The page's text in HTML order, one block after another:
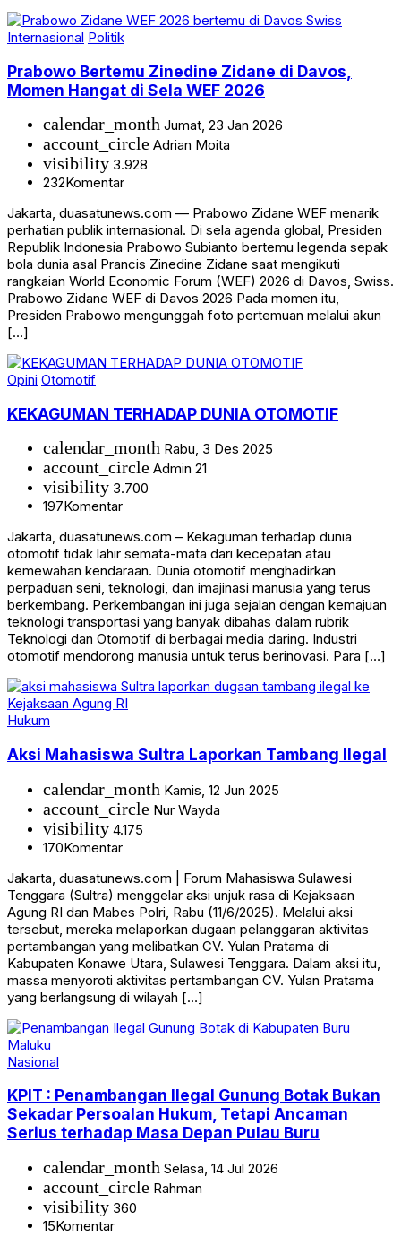
Internasional Politik
Prabowo Bertemu Zinedine Zidane di Davos,
Momen Hangat di Sela WEF 2026
calendar_month Jumat, 23 Jan 2026
account_circle Adrian Moita
visibility 3.928
232Komentar
Jakarta, duasatunews.com — Prabowo Zidane WEF menarik
perhatian publik internasional. Di sela agenda global, Presiden
Republik Indonesia Prabowo Subianto bertemu legenda sepak
bola dunia asal Prancis Zinedine Zidane saat mengikuti
rangkaian World Economic Forum (WEF) 2026 di Davos, Swiss.
Prabowo Zidane WEF di Davos 2026 Pada momen itu,
Presiden Prabowo mengunggah foto pertemuan melalui akun
[…]
Opini Otomotif
KEKAGUMAN TERHADAP DUNIA OTOMOTIF
calendar_month Rabu, 3 Des 2025
account_circle Admin 21
visibility 3.700
197Komentar
Jakarta, duasatunews.com – Kekaguman terhadap dunia
otomotif tidak lahir semata-mata dari kecepatan atau
kemewahan kendaraan. Dunia otomotif menghadirkan
perpaduan seni, teknologi, dan imajinasi manusia yang terus
berkembang. Perkembangan ini juga sejalan dengan kemajuan
teknologi transportasi yang banyak dibahas dalam rubrik
Teknologi dan Otomotif di berbagai media daring. Industri
otomotif mendorong manusia untuk terus berinovasi. Para […]
Hukum
Aksi Mahasiswa Sultra Laporkan Tambang Ilegal
calendar_month Kamis, 12 Jun 2025
account_circle Nur Wayda
visibility 4.175
170Komentar
Jakarta, duasatunews.com | Forum Mahasiswa Sulawesi
Tenggara (Sultra) menggelar aksi unjuk rasa di Kejaksaan
Agung RI dan Mabes Polri, Rabu (11/6/2025). Melalui aksi
tersebut, mereka melaporkan dugaan pelanggaran aktivitas
pertambangan yang melibatkan CV. Yulan Pratama di
Kabupaten Konawe Utara, Sulawesi Tenggara. Dalam aksi itu,
massa menyoroti aktivitas pertambangan CV. Yulan Pratama
yang berlangsung di wilayah […]
Nasional
KPIT : Penambangan Ilegal Gunung Botak Bukan
Sekadar Persoalan Hukum, Tetapi Ancaman
Serius terhadap Masa Depan Pulau Buru
calendar_month Selasa, 14 Jul 2026
account_circle Rahman
visibility 360
15Komentar